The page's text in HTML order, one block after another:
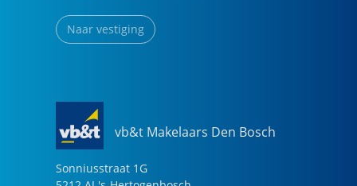
Naar vestiging
vb&t Makelaars Den Bosch
Sonniusstraat 1G